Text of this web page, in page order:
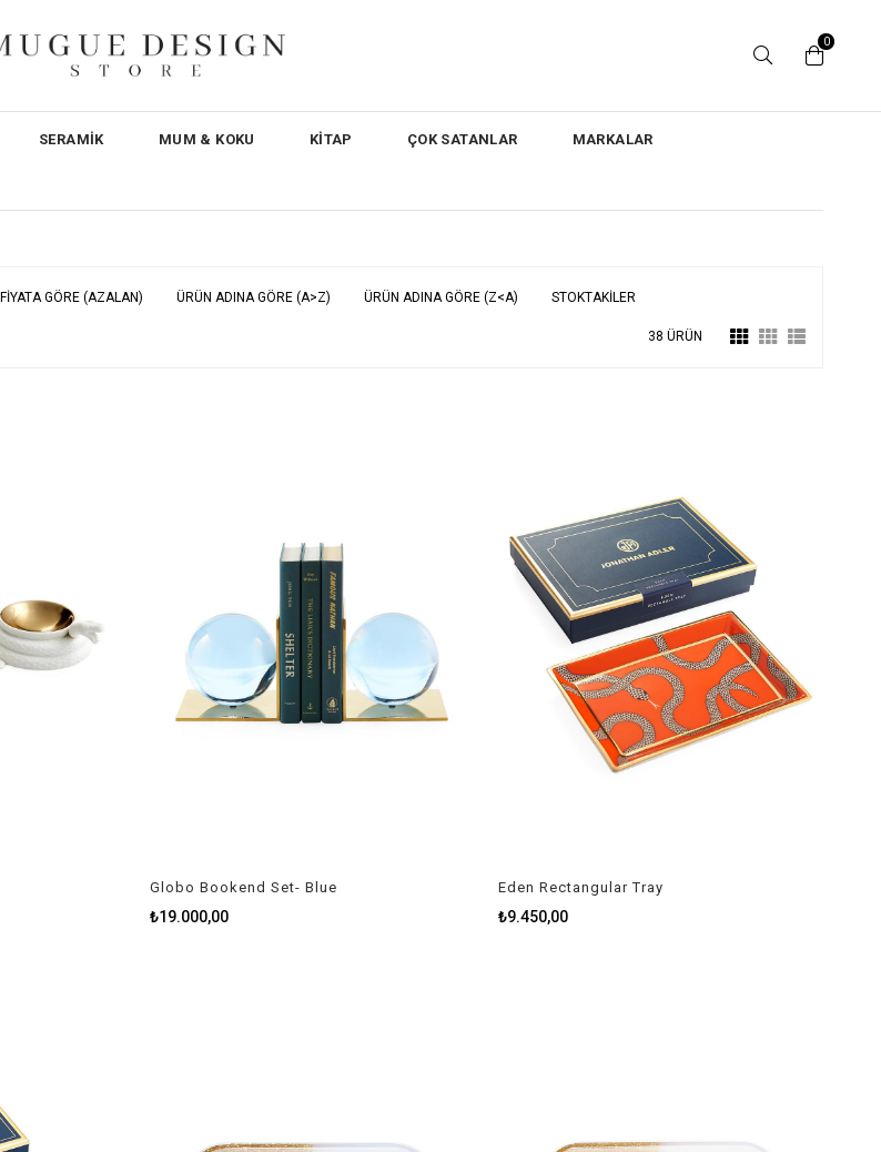
0
SERAMİK MUM & KOKU KİTAP ÇOK SATANLAR MARKALAR
FIYATA GÖRE (AZALAN) ÜRÜN ADINA GÖRE (A>Z) ÜRÜN ADINA GÖRE (Z<A) STOKTAKILER
38 ÜRÜN
Globo Bookend Set- Blue
₺19.000,00
Eden Rectangular Tray
₺9.450,00